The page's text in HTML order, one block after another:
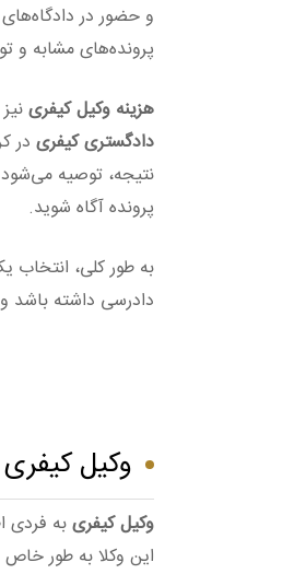
و حضور در
پرونده‌های مشابه و
هزینه وکیل کیفری
دادگستری کیفری در
نتیجه، توصیه می‌شود
پرونده آگاه شوید.
به طور کلی، انتخاب
دادرسی داشته باشد
وکیل
وکیل کیفریبه فردی
این وکلا به طور خاص